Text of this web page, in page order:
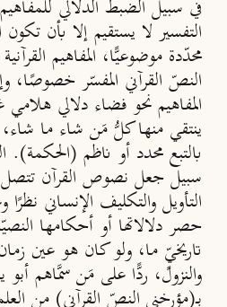
في سبيل الضبط الدلالي
التفسير لا يستقيم إلا بأن تكون
محدّدة موضوعيًّا، المفاهيم
النصّ القرآني المفسّر خصوصًا،
المفاهيم نحو فضاء دلالي هلامي
ينتقي منها كلُّ مَن شاء ما شاء،
بالتبع محدد أو ناظم (الحكمة).
سبيل جعل نصوص القرآن تتصل
التأويل والتكليف الإنساني
حصر دلالاتها أو أحكامها
تاريخيٍّ ما، ولو كان هو عين
والنزول، ردًّا على مَن سمَّاهم أبو
بــ(مؤرخني النصّ القرآني) من